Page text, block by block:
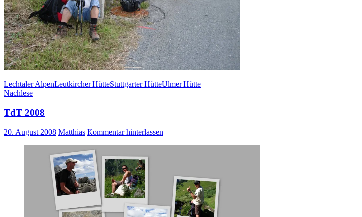
Lechtaler AlpenLeutkircher HütteStuttgarter HütteUlmer Hütte
Nachlese
TdT 2008
20. August 2008 Matthias Kommentar hinterlassen